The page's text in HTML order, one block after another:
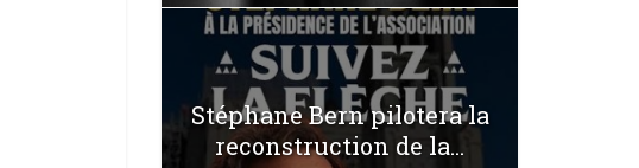
Stéphane Bern pilotera la
reconstruction de la...